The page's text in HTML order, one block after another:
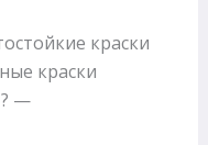
краски
краски
—